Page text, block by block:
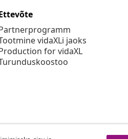
vidaXLi jaoks
for vidaXL